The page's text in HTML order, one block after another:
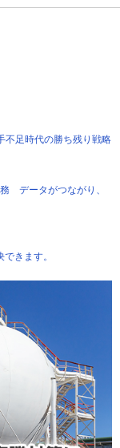
不足時代の勝ち残り戦略
データがつながり、
きます。